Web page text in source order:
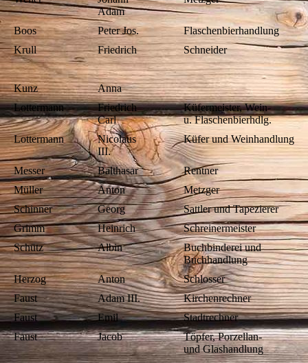
Adam
Boos Peter Jos.
Flaschenbierhandlung
Krull
Friedrich Schneider
Kunz
Anna
Lottermann
Friedrich
Carl
Küfermeister, Wein-
u. Flaschenbierhdlg.
Lottermann
Nicolaus
III.
Küfer und Weinhandlung
Messer Balthasar
Rentner
Müller
Anton
Metzger
Schinner
Georg
Sattler und Tapezierer
Grimm
Heinrich
Schreinermeister
Schütz
Albin
Buchbinderei und
Buchhandlung
Herzog
Anton
Schlosser
Faust
Adam III.
Kirchenrechner
Faust
Emil
Stadtrechner
Faust
Jacob
Töpfer, Porzellan-
und Glashandlung